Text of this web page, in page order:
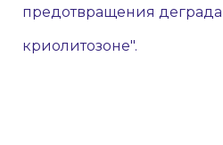
предотвращения
криолитозоне".